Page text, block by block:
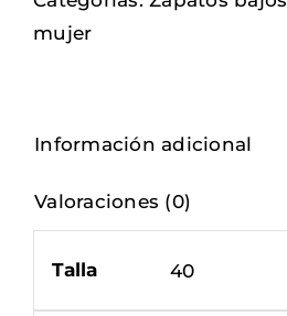
mujer
Información adicional
Valoraciones (0)
Talla 40